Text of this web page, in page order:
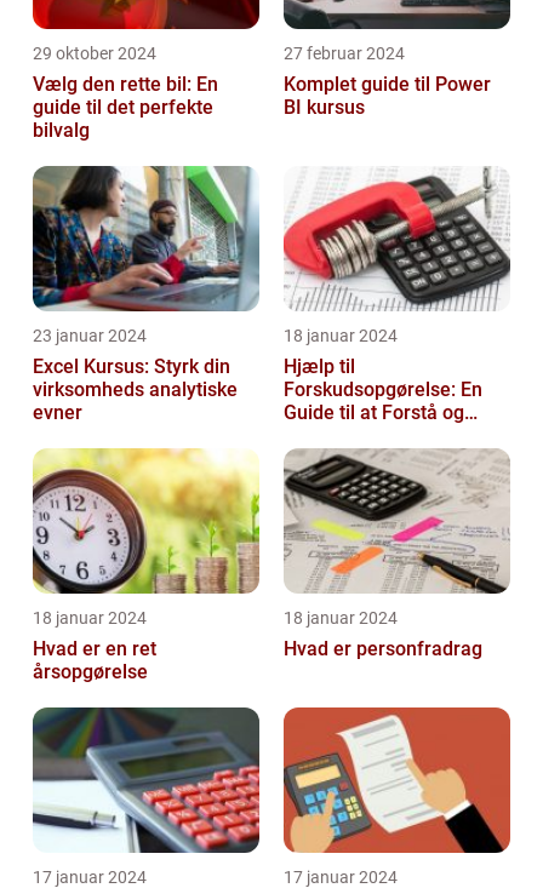
29 oktober 2024
Vælg den rette bil: En
guide til det perfekte
bilvalg
27 februar 2024
Komplet guide til Power
BI kursus
23 januar 2024
Excel Kursus: Styrk din
virksomheds analytiske
evner
18 januar 2024
Hjælp til
Forskudsopgørelse: En
Guide til at Forstå og
18 januar 2024
Hvad er en ret
årsopgørelse
18 januar 2024
Hvad er personfradrag
17 januar 2024 17 januar 2024